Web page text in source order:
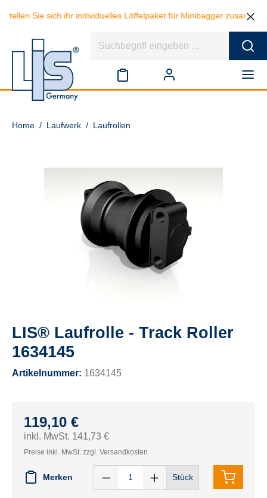
Sie sich ihr individuelles Löffelpaket für Minibagger zusammen
Home / Laufwerk / Laufrollen
LIS® Laufrolle - Track Roller
1634145
Artikelnummer: 1634145
119,10 €
inkl. MwSt. 141,73 €
Preise inkl. MwSt. zzgl. Versandkosten
Merken Stück